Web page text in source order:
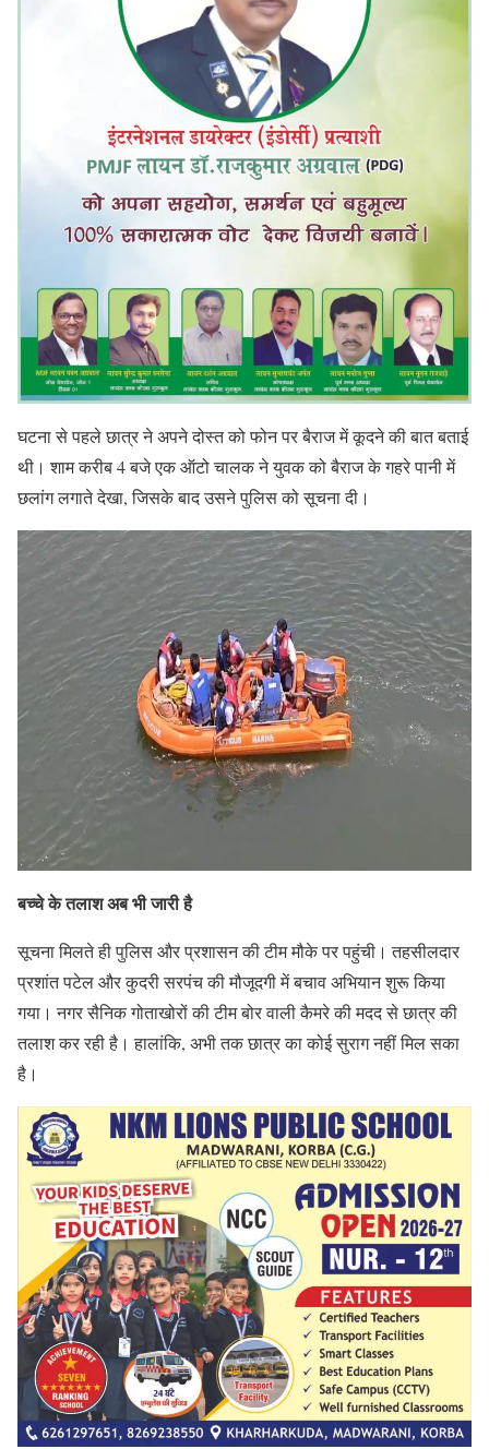
घटना से पहले छात्र ने अपने दोस्त को फोन पर बैराज में कूदने की बात बताई
थी। शाम करीब 4 बजे एक ऑटो चालक ने युवक को बैराज के गहरे पानी में
छलांग लगाते देखा, जिसके बाद उसने पुलिस को सूचना दी।
बच्चे के तलाश अब भी जारी है
सूचना मिलते ही पुलिस और प्रशासन की टीम मौके पर पहुंची। तहसीलदार
प्रशांत पटेल और कुदरी सरपंच की मौजूदगी में बचाव अभियान शुरू किया
गया। नगर सैनिक गोताखोरों की टीम बोर वाली कैमरे की मदद से छात्र की
तलाश कर रही है। हालांकि, अभी तक छात्र का कोई सुराग नहीं मिल सका
है।